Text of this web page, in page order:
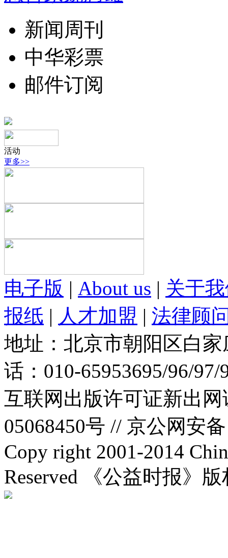
新闻周刊
中华彩票
邮件订阅
活动
更多>>
电子版 | About us | 关于
报纸 | 人才加盟 | 法律顾
地址：北京市朝阳区白
话：010-65953695/96/
互联网出版许可证新出
05068450号 // 京公网安
Copy right 2001-2014
Reserved 《公益时报》